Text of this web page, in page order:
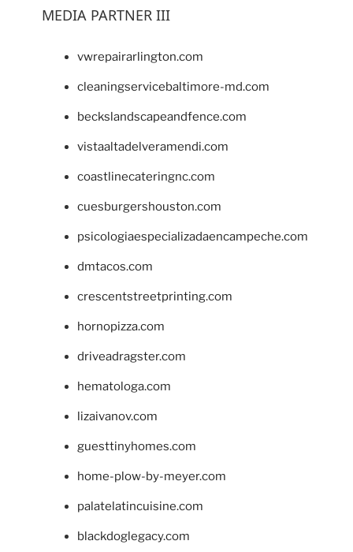
MEDIA PARTNER III
vwrepairarlington.com
cleaningservicebaltimore-md.com
beckslandscapeandfence.com
vistaaltadelveramendi.com
coastlinecateringnc.com
cuesburgershouston.com
psicologiaespecializadaencampeche.com
dmtacos.com
crescentstreetprinting.com
hornopizza.com
driveadragster.com
hematologa.com
lizaivanov.com
guesttinyhomes.com
home-plow-by-meyer.com
palatelatincuisine.com
blackdoglegacy.com